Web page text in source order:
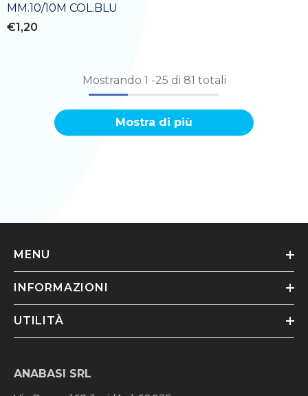
MM.10/10M COL.BLU
€1,20
Mostrando 1 -25 di 81 totali
Mostra di più
MENU
INFORMAZIONI
UTILITÀ
ANABASI SRL